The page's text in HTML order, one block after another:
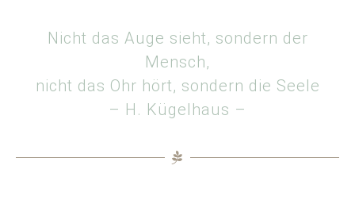
Nicht das Auge sieht, sondern der
Mensch,
nicht das Ohr hört, sondern die Seele
– H. Kügelhaus –